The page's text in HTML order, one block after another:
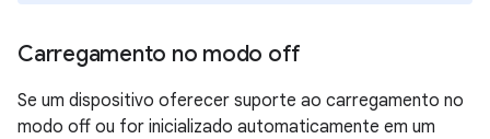
Carregamento no modo off
Se um dispositivo oferecer suporte ao carregamento no
modo off ou for inicializado automaticamente em um